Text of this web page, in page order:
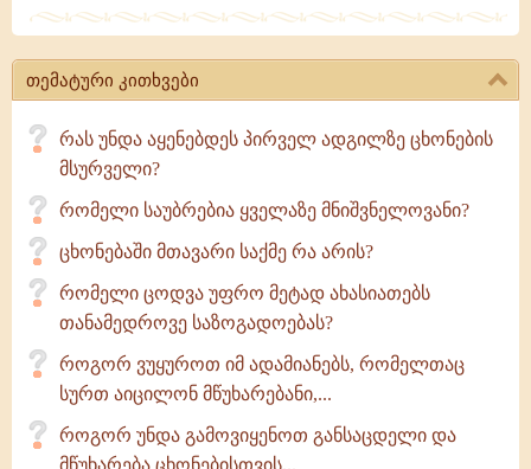
თემატური კითხვები
რას უნდა აყენებდეს პირველ ადგილზე ცხონების
მსურველი?
რომელი საუბრებია ყველაზე მნიშვნელოვანი?
ცხონებაში მთავარი საქმე რა არის?
რომელი ცოდვა უფრო მეტად ახასიათებს
თანამედროვე საზოგადოებას?
როგორ ვუყუროთ იმ ადამიანებს, რომელთაც
სურთ აიცილონ მწუხარებანი,...
როგორ უნდა გამოვიყენოთ განსაცდელი და
მწუხარება ცხონებისთვის...